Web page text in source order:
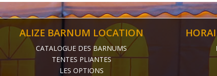
ALIZE BARNUM LOCATION
CATALOGUE DES BARNUMS
TENTES PLIANTES
LES OPTIONS